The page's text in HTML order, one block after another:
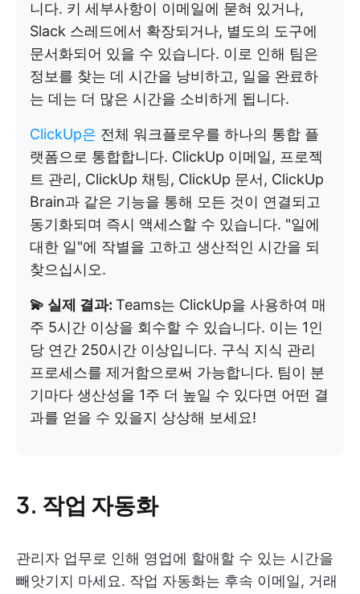
니다. 키 세부사항이 이메일에 묻혀 있거나,
Slack 스레드에서 확장되거나, 별도의 도구에
문서화되어 있을 수 있습니다. 이로 인해 팀은
정보를 찾는 데 시간을 낭비하고, 일을 완료하
는 데는 더 많은 시간을 소비하게 됩니다.
ClickUp은 전체 워크플로우를 하나의 통합 플
랫폼으로 통합합니다. ClickUp 이메일, 프로젝
트 관리, ClickUp 채팅, ClickUp 문서, ClickUp
Brain과 같은 기능을 통해 모든 것이 연결되고
동기화되며 즉시 액세스할 수 있습니다. "일에
대한 일"에 작별을 고하고 생산적인 시간을 되
찾으십시오.
💫 실제 결과: Teams는 ClickUp을 사용하여 매
주 5시간 이상을 회수할 수 있습니다. 이는 1인
당 연간 250시간 이상입니다. 구식 지식 관리
프로세스를 제거함으로써 가능합니다. 팀이 분
기마다 생산성을 1주 더 높일 수 있다면 어떤 결
과를 얻을 수 있을지 상상해 보세요!
3. 작업 자동화
관리자 업무로 인해 영업에 할애할 수 있는 시간을
빼앗기지 마세요. 작업 자동화는 후속 이메일, 거래